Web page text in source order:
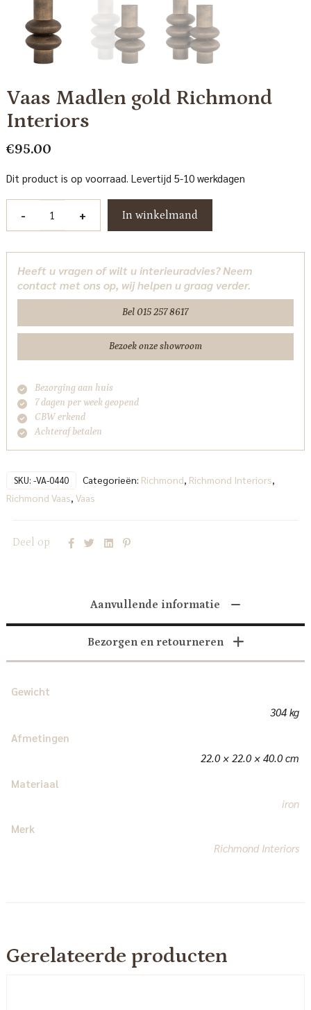
Vaas Madlen gold Richmond
Interiors
€95.00
Dit product is op voorraad. Levertijd 5-10 werkdagen
-
Richmond
Interiors
aantal
+ In winkelmand
Heeft u vragen of wilt u interieuradvies? Neem
contact met ons op, wij helpen u graag verder.
Bel 015 257 8617
Bezoek onze showroom
Bezorging aan huis
7 dagen per week geopend
CBW erkend
Achteraf betalen
SKU: -VA-0440 Categorieën: Richmond Richmond Interiors
Richmond Vaas Vaas
Deel op
Aanvullende informatie
Bezorgen en retourneren
Gewicht
304 kg
Afmetingen
22.0 × 22.0 × 40.0 cm
Materiaal
iron
Merk
Richmond Interiors
Gerelateerde producten